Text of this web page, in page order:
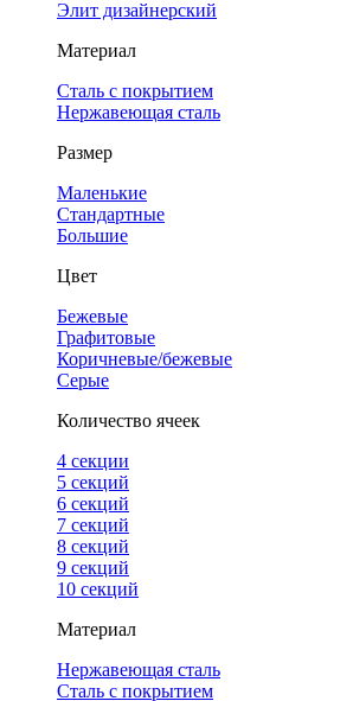
Элит дизайнерский
Материал
Сталь с покрытием
Нержавеющая сталь
Размер
Маленькие
Стандартные
Большие
Цвет
Бежевые
Графитовые
Коричневые/бежевые
Серые
Количество ячеек
4 cекции
5 секций
6 секций
7 секций
8 секций
9 секций
10 секций
Материал
Нержавеющая сталь
Сталь с покрытием